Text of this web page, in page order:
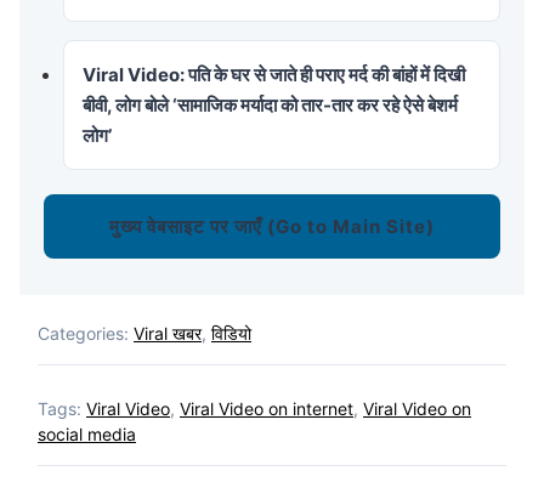
Viral Video: पति के घर से जाते ही पराए मर्द की बांहों में दिखी
बीवी, लोग बोले ‘सामाजिक मर्यादा को तार-तार कर रहे ऐसे बेशर्म
लोग’
मुख्य वेबसाइट पर जाएँ (Go to Main Site)
Categories: Viral खबर, विडियो
Tags: Viral Video, Viral Video on internet, Viral Video on
social media